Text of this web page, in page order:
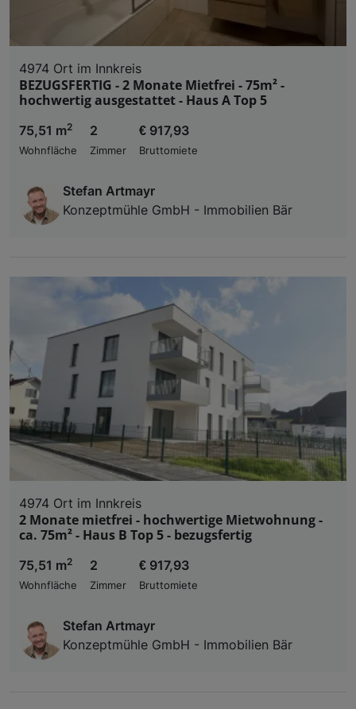
4974 Ort im Innkreis
BEZUGSFERTIG - 2 Monate Mietfrei - 75m² -
hochwertig ausgestattet - Haus A Top 5
75,51 m2
Wohnfläche
2
Zimmer
€ 917,93
Bruttomiete
Stefan Artmayr
Konzeptmühle GmbH - Immobilien Bär
4974 Ort im Innkreis
2 Monate mietfrei - hochwertige Mietwohnung -
ca. 75m² - Haus B Top 5 - bezugsfertig
75,51 m2
Wohnfläche
2
Zimmer
€ 917,93
Bruttomiete
Stefan Artmayr
Konzeptmühle GmbH - Immobilien Bär